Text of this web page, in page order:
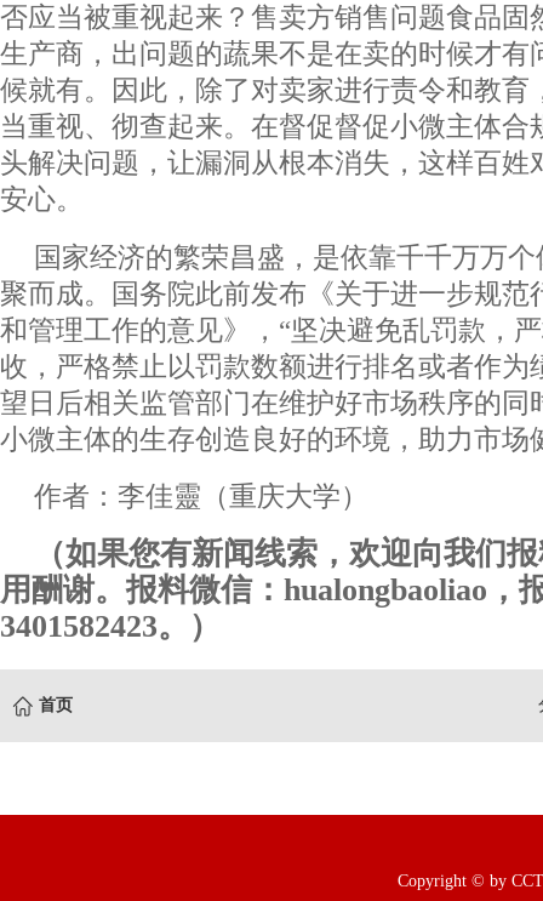
否应当被重视起来？售卖方销售问题食品固
生产商，出问题的蔬果不是在卖的时候才有
候就有。因此，除了对卖家进行责令和教育
当重视、彻查起来。在督促督促小微主体合
头解决问题，让漏洞从根本消失，这样百姓
安心。
国家经济的繁荣昌盛，是依靠千千万万
聚而成。国务院此前发布《关于进一步规范
和管理工作的意见》，“坚决避免乱罚款，
收，严格禁止以罚款数额进行排名或者作为
望日后相关监管部门在维护好市场秩序的同
小微主体的生存创造良好的环境，助力市场
作者：李佳靈（重庆大学）
（如果您有新闻线索，欢迎向我们
用酬谢。报料微信：hualongbaoliao，
3401582423。）
首页
Copyright © by